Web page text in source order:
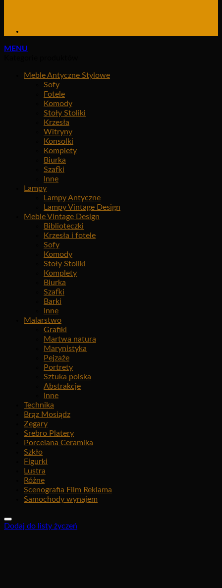
MENU
Meble Antyczne Stylowe
Sofy
Fotele
Komody
Stoły Stoliki
Krzesła
Witryny
Konsolki
Komplety
Biurka
Szafki
Inne
Lampy
Lampy Antyczne
Lampy Vintage Design
Meble Vintage Design
Biblioteczki
Krzesła i fotele
Sofy
Komody
Stoły Stoliki
Komplety
Biurka
Szafki
Barki
Inne
Malarstwo
Grafiki
Martwa natura
Marynistyka
Pejzaże
Portrety
Sztuka polska
Abstrakcje
Inne
Technika
Brąz Mosiądz
Zegary
Srebro Platery
Porcelana Ceramika
Szkło
Figurki
Lustra
Różne
Scenografia Film Reklama
Samochody wynajem
Dodaj do listy życzeń